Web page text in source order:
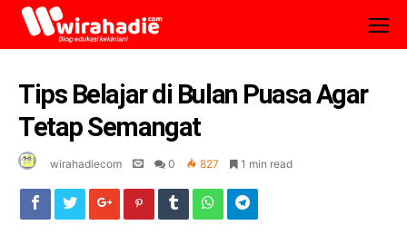
Tips Belajar di Bulan Puasa Agar
Tetap Semangat
wirahadiecom 0 827 1 min read